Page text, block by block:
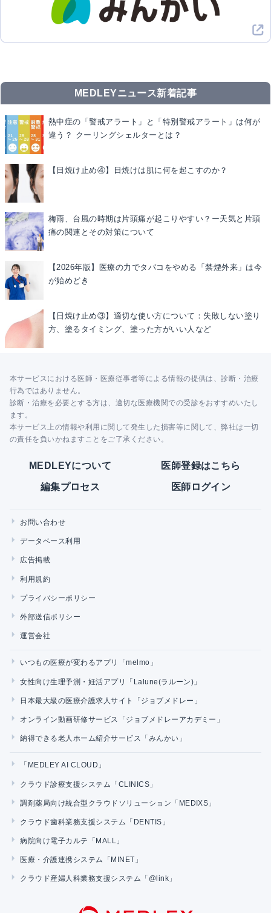
MEDLEYニュース新着記事
熱中症の「警戒アラート」と「特別警戒アラート」は何が
違う？ クーリングシェルターとは？
【日焼け止め④】日焼けは肌に何を起こすのか？
梅雨、台風の時期は片頭痛が起こりやすい？ー天気と片頭
痛の関連とその対策について
【2026年版】医療の力でタバコをやめる「禁煙外来」は今
が始めどき
【日焼け止め③】適切な使い方について：失敗しない塗り
方、塗るタイミング、塗った方がいい人など
本サービスにおける医師・医療従事者等による情報の提供は、診断・治療
行為ではありません。
診断・治療を必要とする方は、適切な医療機関での受診をおすすめいたし
ます。
本サービス上の情報や利用に関して発生した損害等に関して、弊社は一切
の責任を負いかねますことをご了承ください。
MEDLEYについて 医師登録はこちら
編集プロセス 医師ログイン
お問い合わせ
データベース利用
広告掲載
利用規約
プライバシーポリシー
外部送信ポリシー
運営会社
いつもの医療が変わるアプリ「melmo」
女性向け生理予測・妊活アプリ「Lalune(ラルーン)」
日本最大級の医療介護求人サイト「ジョブメドレー」
オンライン動画研修サービス「ジョブメドレーアカデミー」
納得できる老人ホーム紹介サービス「みんかい」
「MEDLEY AI CLOUD」
クラウド診療支援システム「CLINICS」
調剤薬局向け統合型クラウドソリューション「MEDIXS」
クラウド歯科業務支援システム「DENTIS」
病院向け電子カルテ「MALL」
医療・介護連携システム「MINET」
クラウド産婦人科業務支援システム「@link」